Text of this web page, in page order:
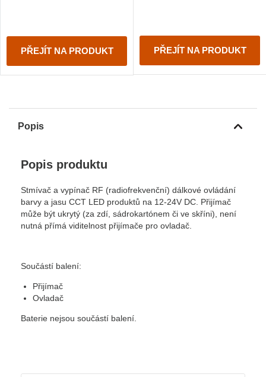
PŘEJÍT NA PRODUKT PŘEJÍT NA PRODUKT
Popis
Popis produktu
Stmívač a vypínač RF (radiofrekvenční) dálkové ovládání
barvy a jasu CCT LED produktů na 12-24V DC. Přijímač
může být ukrytý (za zdí, sádrokartónem či ve skříni), není
nutná přímá viditelnost přijímače pro ovladač.
Součástí balení:
Přijímač
Ovladač
Baterie nejsou součástí balení.